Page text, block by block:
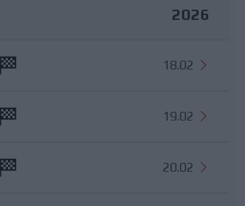
2026
18.02
19.02
20.02